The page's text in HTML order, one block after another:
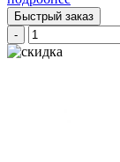
Быстрый заказ
-